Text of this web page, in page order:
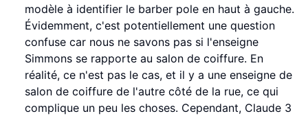
modèle à identifier le barber pole en haut à gauche.
Évidemment, c'est potentiellement une question
confuse car nous ne savons pas si l'enseigne
Simmons se rapporte au salon de coiffure. En
réalité, ce n'est pas le cas, et il y a une enseigne de
salon de coiffure de l'autre côté de la rue, ce qui
complique un peu les choses. Cependant, Claude 3